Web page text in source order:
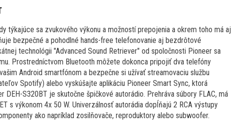
týkajúce sa zvukového výkonu a možností prepojenia a okrem toho má aj
bezpečné a pohodlné hands-free telefonovanie aj bezdrôtové
technológii "Advanced Sound Retriever" od spoločnosti Pioneer sa
Prostredníctvom Bluetooth môžete dokonca pripojiť dva telefóny
Android smartfónom a bezpečne si užívať streamovaciu službu
Spotify) alebo vyskúšajte aplikáciu Pioneer Smart Sync, ktorá
DEH-S320BT je skutočne špičkové autorádio. Prehráva súbory FLAC, má
s výkonom 4x 50 W. Univerzálnosť autorádia dopĺňajú 2 RCA výstupy
ako napríklad zosilňovače, reproduktory alebo subwoofer.